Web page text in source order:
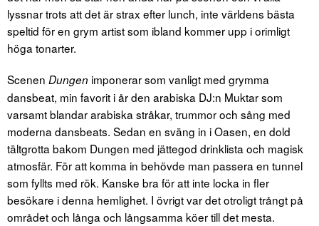
lyssnar trots att det är strax efter lunch, inte världens bästa
speltid för en grym artist som ibland kommer upp i orimligt
höga tonarter.
Scenen Dungen imponerar som vanligt med grymma
dansbeat, min favorit i år den arabiska DJ:n Muktar som
varsamt blandar arabiska stråkar, trummor och sång med
moderna dansbeats. Sedan en sväng in i Oasen, en dold
tältgrotta bakom Dungen med jättegod drinklista och magisk
atmosfär. För att komma in behövde man passera en tunnel
som fyllts med rök. Kanske bra för att inte locka in fler
besökare i denna hemlighet. I övrigt var det otroligt trångt på
området och långa och långsamma köer till det mesta.